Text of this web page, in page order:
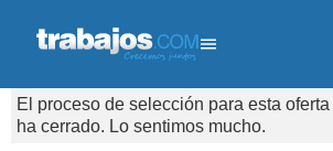
El proceso de selección para esta
ha cerrado. Lo sentimos mucho.